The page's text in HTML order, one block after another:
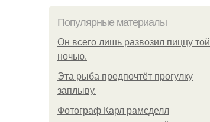
Популярные материалы
Он всего лишь развозил пиццу той
ночью.
Эта рыба предпочтёт прогулку
заплыву.
Фотограф Карл рамсделл